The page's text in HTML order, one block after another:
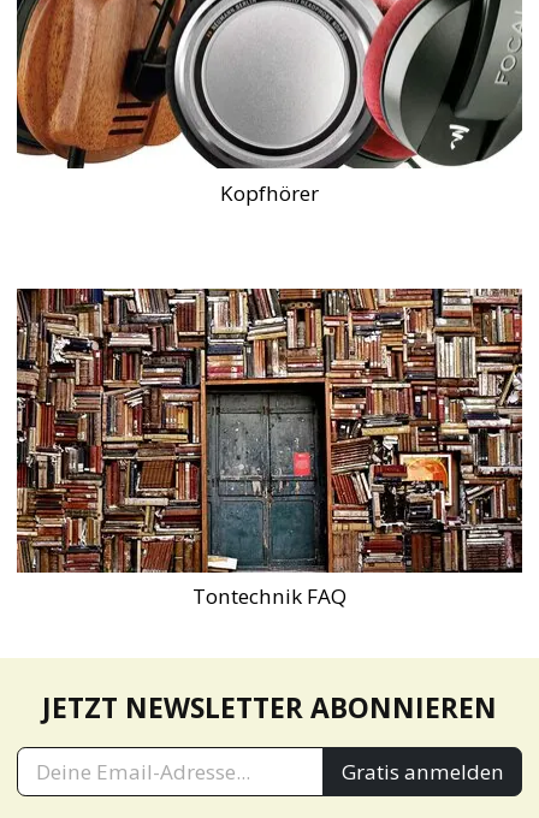
Kopfhörer
Tontechnik FAQ
JETZT NEWSLETTER ABONNIEREN
Gratis anmelden